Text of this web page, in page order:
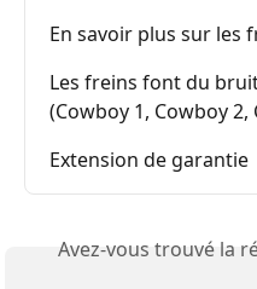
En savoir plus sur les
Les freins font du
(Cowboy 1, Cowboy 2,
Extension de garantie
Avez-vous trouvé la